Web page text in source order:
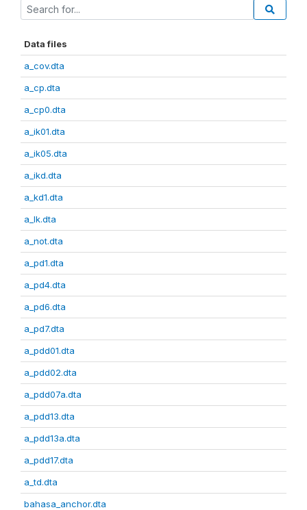
Data files
a_cov.dta
a_cp.dta
a_cp0.dta
a_ik01.dta
a_ik05.dta
a_ikd.dta
a_kd1.dta
a_lk.dta
a_not.dta
a_pd1.dta
a_pd4.dta
a_pd6.dta
a_pd7.dta
a_pdd01.dta
a_pdd02.dta
a_pdd07a.dta
a_pdd13.dta
a_pdd13a.dta
a_pdd17.dta
a_td.dta
bahasa_anchor.dta